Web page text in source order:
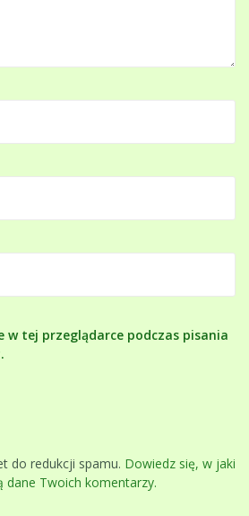
w tej przeglądarce podczas pisania
do redukcji spamu. Dowiedz się, w jaki
dane Twoich komentarzy.